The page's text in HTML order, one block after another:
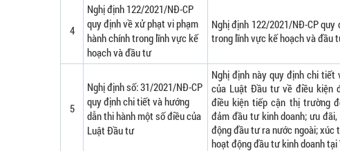
4
Nghị định 122/2021/NĐ-CP
quy định về xử phạt vi phạm
hành chính trong lĩnh vực kế
hoạch và đầu tư
Nghị định 122/2021/NĐ-CP
trong lĩnh vực kế hoạch và đầu
5
Nghị định số: 31/2021/NĐ-CP
quy định chi tiết và hướng
dẫn thi hành một số điều của
Luật Đầu tư
Nghị định này quy định chi
của Luật Đầu tư về điều kiện
điều kiện tiếp cận thị trường
đảm đầu tư kinh doanh; ưu
động đầu tư ra nước ngoài; xúc
hoạt động đầu tư kinh doanh